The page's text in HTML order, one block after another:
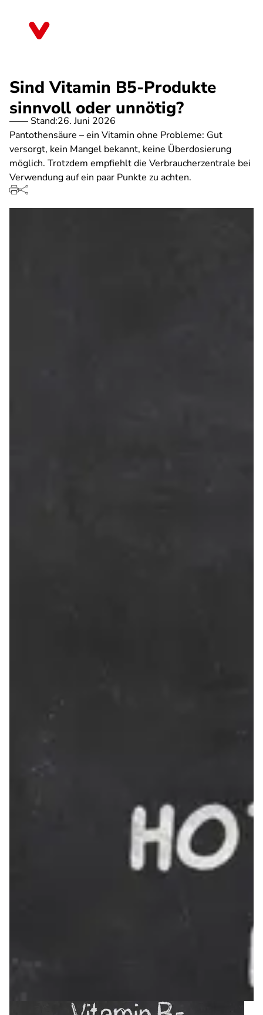
Sind Vitamin B5-Produkte
sinnvoll oder unnötig?
Stand:26. Juni 2026
Pantothensäure – ein Vitamin ohne Probleme: Gut
versorgt, kein Mangel bekannt, keine Überdosierung
möglich. Trotzdem empfiehlt die Verbraucherzentrale bei
Verwendung auf ein paar Punkte zu achten.